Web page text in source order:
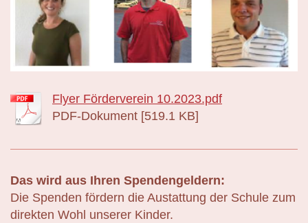
Flyer Förderverein 10.2023.pdf
PDF-Dokument [519.1 KB]
Das wird aus Ihren Spendengeldern:
Die Spenden fördern die Austattung der Schule zum
direkten Wohl unserer Kinder.